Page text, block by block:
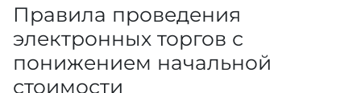
Правила проведения
электронных торгов с
понижением начальной
стоимости